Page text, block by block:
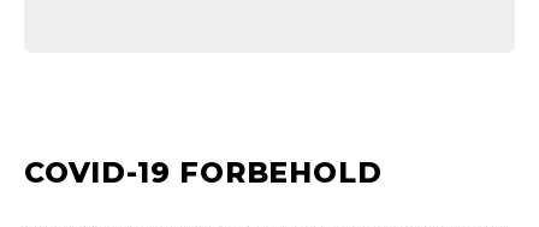
COVID-19 FORBEHOLD